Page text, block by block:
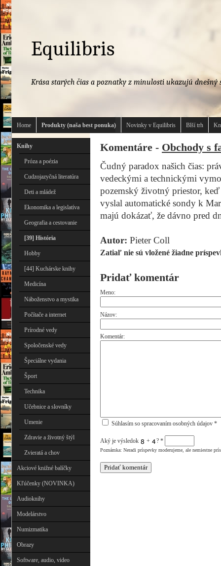
Equilibris
Krása starých čias a poznatky z minulosti ukazujú dnešný
Home Produkty (naša best ponuka) Novinky v Equilibris Blší trh
Knihy
Próza a poézia
Cudzojazyčná literatúra
Deti a mládež
Ekonomika a legislatíva
Geografia a cestovanie
[39] História
Hobby
[44] Kuchárske knihy
Medicína
Náboženstvo a mystika
Počítače a internet
Prírodné vedy
Spoločenské vedy
Špeciálne vydania
Šport
Technika
Učebnice a slovníky
Umenie
Zdravie a životný štýl
Zvieratá a chov
Akciové knižné balíčky
Kľúčenky (NOVINKA)
Audioknihy
Modelárstvo
Numizmatika
Obrazy
Software, audio, video
Komentáre - Obchody s
Čudný paradox našich čias:
vedeckými a technickými
pozemský životný priestor,
vyslal automatické sondy k
majú dokázať, že dávno pred
Autor: Pieter Coll
Zatiaľ nie sú vložené žiadne
Pridať komentár
Meno:
Názov:
Komentár:
Súhlasím so spracovaním osobných údajov *
Aký je výsledok + ? *
Poznámka: Neradi príspevky moderujeme, ale nemiestne